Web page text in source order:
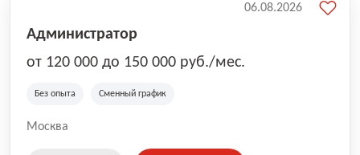
Администратор
от 120 000 до 150 000 руб./мес.
Без опыта Сменный график
Москва
06.08.2026